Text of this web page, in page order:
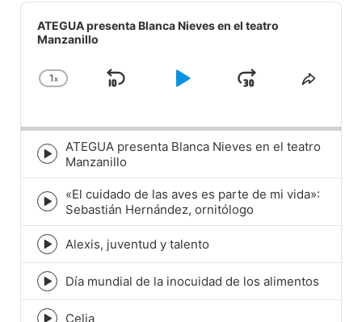
Audio
Player
ATEGUA presenta Blanca Nieves en el teatro
Manzanillo
Change
1x
Skip
Play
JumpShare
Episode
play
icon
ATEGUA presenta Blanca Nieves en el teatro
Manzanillo
Episode
play
icon
«El cuidado de las aves es parte de mi vida»:
Sebastián Hernández, ornitólogo
Episode
play
icon
Alexis, juventud y talento
Episode
play
icon
Día mundial de la inocuidad de los alimentos
Celia